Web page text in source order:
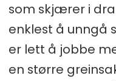
som skjærer i
enklest å unngå
er lett å jobbe
en større